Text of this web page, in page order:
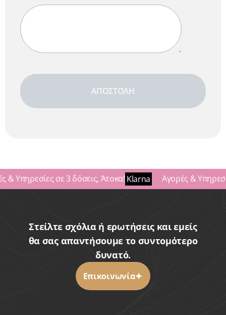
ΑΠΟΣΤΟΛΗ
& Υπηρεσίες σε 3 δόσεις, Άτοκα!Klarna Αγορές &
Στείλτε σχόλια ή ερωτήσεις και εμείς
θα σας απαντήσουμε το συντομότερο
δυνατό.
Επικοινωνία